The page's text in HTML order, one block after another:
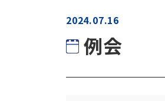
例会
2024.07.16